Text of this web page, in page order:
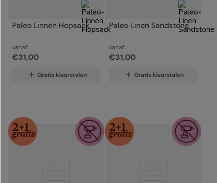
Paleo Linnen Hopsack
vanaf:
€31,00
Gratis kleurstalen
Paleo Linen Sandstone
vanaf:
€31,00
Gratis kleurstalen